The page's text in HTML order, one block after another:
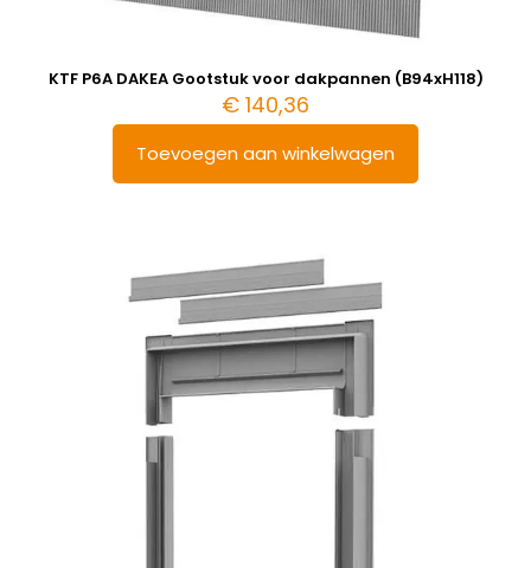
KTF P6A DAKEA Gootstuk voor dakpannen (B94xH118)
€ 140,36
Toevoegen aan winkelwagen